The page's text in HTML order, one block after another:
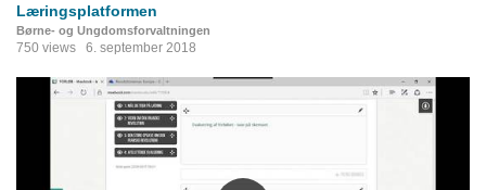
Læringsplatformen
Børne- og Ungdomsforvaltningen
750 views 6. september 2018